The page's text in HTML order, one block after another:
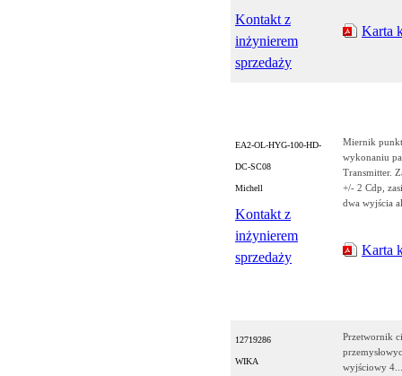
Kontakt z
inżynierem
sprzedaży
Karta
EA2-OL-HYG-100-HD-
DC-SC08
Michell
Kontakt z
inżynierem
sprzedaży
Miernik
wykonaniu
Transmitter.
+/- 2 Cdp,
dwa wyjścia
Karta
12719286
WIKA
Przetwornik
wyjściowy